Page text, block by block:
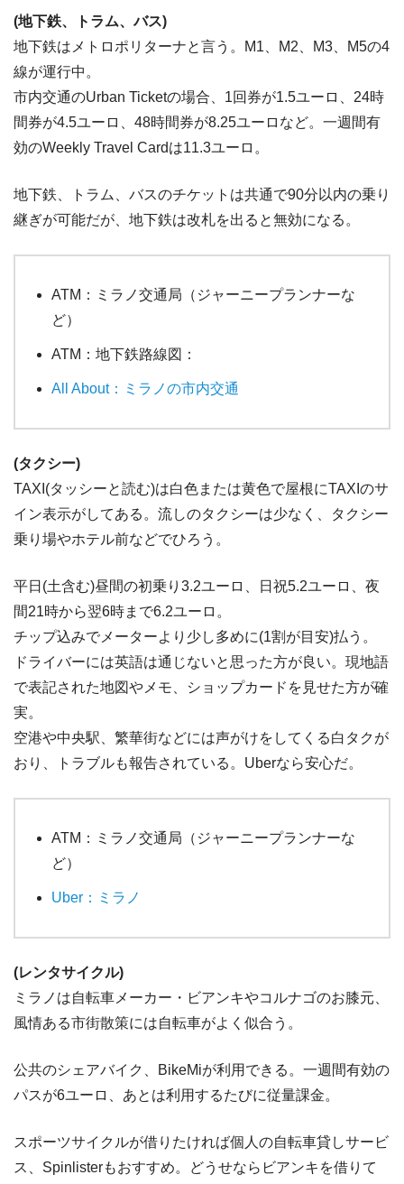
(地下鉄、トラム、バス)
地下鉄はメトロポリターナと言う。M1、M2、M3、M5の4
線が運行中。
市内交通のUrban Ticketの場合、1回券が1.5ユーロ、24時
間券が4.5ユーロ、48時間券が8.25ユーロなど。一週間有
効のWeekly Travel Cardは11.3ユーロ。
地下鉄、トラム、バスのチケットは共通で90分以内の乗り
継ぎが可能だが、地下鉄は改札を出ると無効になる。
ATM：ミラノ交通局（ジャーニープランナーな
ど）
ATM：地下鉄路線図：
All About：ミラノの市内交通
(タクシー)
TAXI(タッシーと読む)は白色または黄色で屋根にTAXIのサ
イン表示がしてある。流しのタクシーは少なく、タクシー
乗り場やホテル前などでひろう。
平日(土含む)昼間の初乗り3.2ユーロ、日祝5.2ユーロ、夜
間21時から翌6時まで6.2ユーロ。
チップ込みでメーターより少し多めに(1割が目安)払う。
ドライバーには英語は通じないと思った方が良い。現地語
で表記された地図やメモ、ショップカードを見せた方が確
実。
空港や中央駅、繁華街などには声がけをしてくる白タクが
おり、トラブルも報告されている。Uberなら安心だ。
ATM：ミラノ交通局（ジャーニープランナーな
ど）
Uber：ミラノ
(レンタサイクル)
ミラノは自転車メーカー・ビアンキやコルナゴのお膝元、
風情ある市街散策には自転車がよく似合う。
公共のシェアバイク、BikeMiが利用できる。一週間有効の
パスが6ユーロ、あとは利用するたびに従量課金。
スポーツサイクルが借りたければ個人の自転車貸しサービ
ス、Spinlisterもおすすめ。どうせならビアンキを借りて